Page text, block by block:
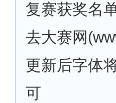
复赛获奖名
去大赛网
更新后字体
可